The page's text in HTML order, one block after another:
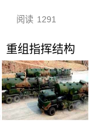
阅读 1291
重组指挥结构